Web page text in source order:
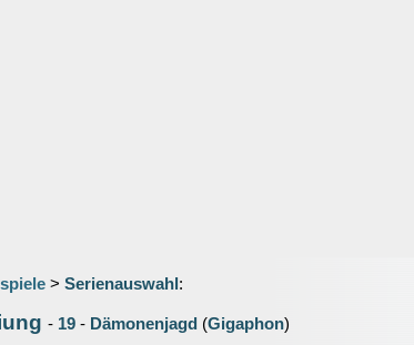
> Serienauswahl :
- 19 - Dämonenjagd (Gigaphon)